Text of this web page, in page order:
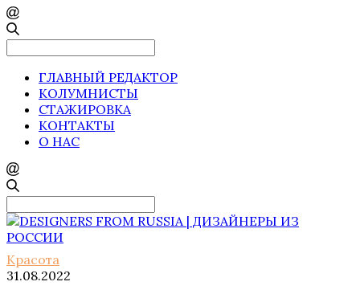
ГЛАВНЫЙ РЕДАКТОР
КОЛУМНИСТЫ
СТАЖИРОВКА
КОНТАКТЫ
О НАС
Search
for:
Красота
31.08.2022